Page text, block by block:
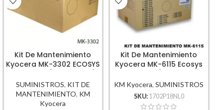
Kit De Mantenimiento
Kyocera MK-3302 ECOSYS
P3260dn / P3155dn
500,000 Páginas
SUMINISTROS, KIT DE
MANTENIMIENTO, KM
Kyocera
Kit De Mantenimiento
Kyocera MK-6115 Ecosys
(220V) 300,000 Páginas
KM Kyocera,SUMINISTROS
SKU: 1702P18NL0